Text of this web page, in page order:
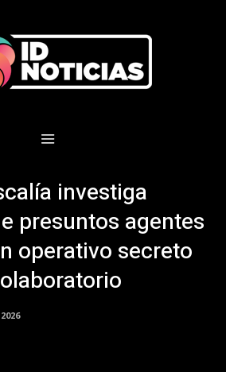
investiga
presuntos agentes
operativo secreto